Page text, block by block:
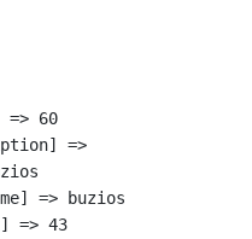
=> 60
=>
=> buzios
=> 43